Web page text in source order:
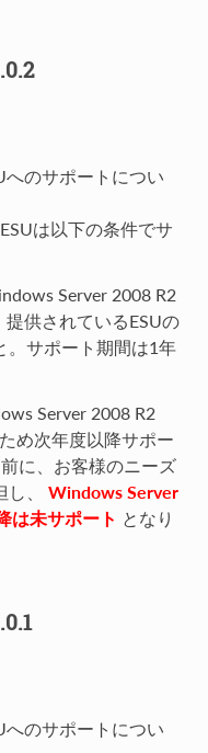
へのサポートについ
は以下の条件でサ
Server 2008 R2
供されているESUの
。サポート期間は1年
Server 2008 R2
め次年度以降サポー
に、お客様のニーズ
、 Windows Server
は未サポート となり
へのサポートについ